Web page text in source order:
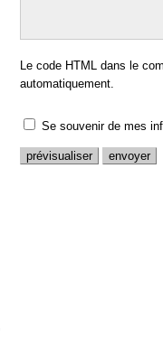
Le code HTML dans le
automatiquement.
Se souvenir de mes